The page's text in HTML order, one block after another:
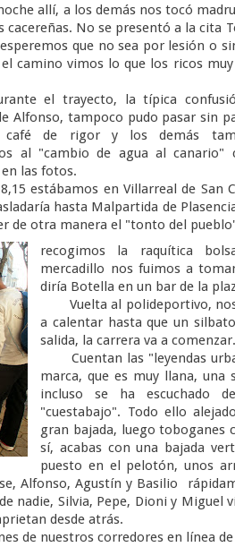
allí, a los demás nos tocó
No se presentó a la cita
que no sea por lesión o
camino vimos lo que los ricos
el trayecto, la típica
Alfonso, tampoco pudo pasar sin
de rigor y los demás
al "cambio de agua al canario"
las fotos.
estábamos en Villarreal de San
hasta Malpartida de
de otra manera el "tonto del
recogimos la raquítica
mercadillo nos fuimos a
diría Botella en un bar de la
Vuelta al polideportivo, nos
a calentar hasta que un
salida, la carrera va a
Cuentan las "leyendas
marca, que es muy llana,
incluso se ha escuchado
"cuestabajo". Todo ello
gran bajada, luego toboganes
sí, acabas con una bajada
puesto en el pelotón, unos
Alfonso, Agustín y Basilio
nadie, Silvia, Pepe, Dioni y Miguel
desde atrás.
de nuestros corredores en línea